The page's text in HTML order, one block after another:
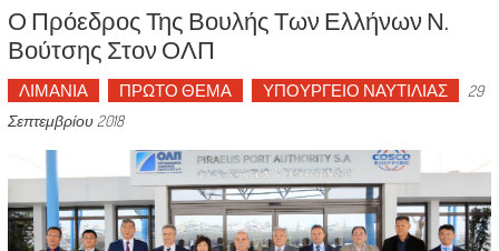
Ο Πρόεδρος Της Βουλής Των Ελλήνων Ν.
Βούτσης Στον ΟΛΠ
ΛΙΜΑΝΙΑ ΠΡΩΤΟ ΘΕΜΑ ΥΠΟΥΡΓΕΙΟ ΝΑΥΤΙΛΙΑΣ
29
Σεπτεμβρίου 2018